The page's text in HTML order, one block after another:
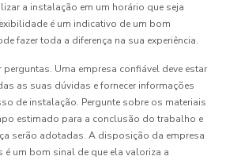
a instalação em um horário que seja
é um indicativo de um bom
fazer toda a diferença na sua experiência.
perguntas. Uma empresa confiável deve estar
as suas dúvidas e fornecer informações
de instalação. Pergunte sobre os materiais
estimado para a conclusão do trabalho e
serão adotadas. A disposição da empresa
é um bom sinal de que ela valoriza a